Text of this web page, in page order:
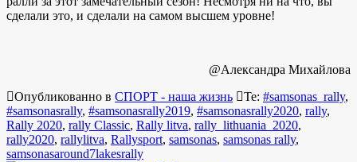
сделали это, и сделали на самом высшем уровне!
@Александра Михайлова
Опубликованно в СПОРТ - наша жизнь Те: #samsonas_rally,
#samsonasrally, #samsonasrally2019, #samsonasrally2020, rally,
Rally 2020, rally Classic, Rally litva, rally_lithuania_2020,
rally2020, rallylitva, Rallysport, samsonas, samsonas rally,
samsonasaround7lakesrally